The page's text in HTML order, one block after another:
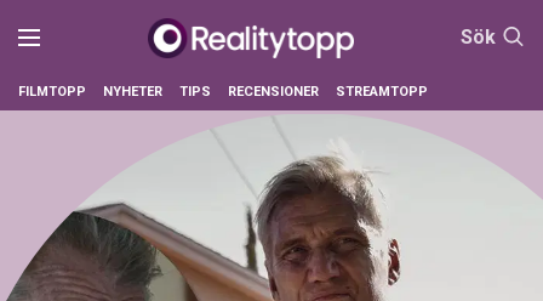
Sök
FILMTOPP NYHETER TIPS RECENSIONER STREAMTOPP